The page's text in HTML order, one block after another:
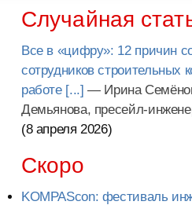
Случайная
Все в «цифру»: 12 причин
сотрудников строительных
работе [...] — Ирина
Демьянова, пресейл-
(8 апреля 2026)
Скоро
KOMPAScon: фестиваль